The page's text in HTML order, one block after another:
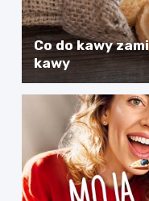
Co do kawy
kawy